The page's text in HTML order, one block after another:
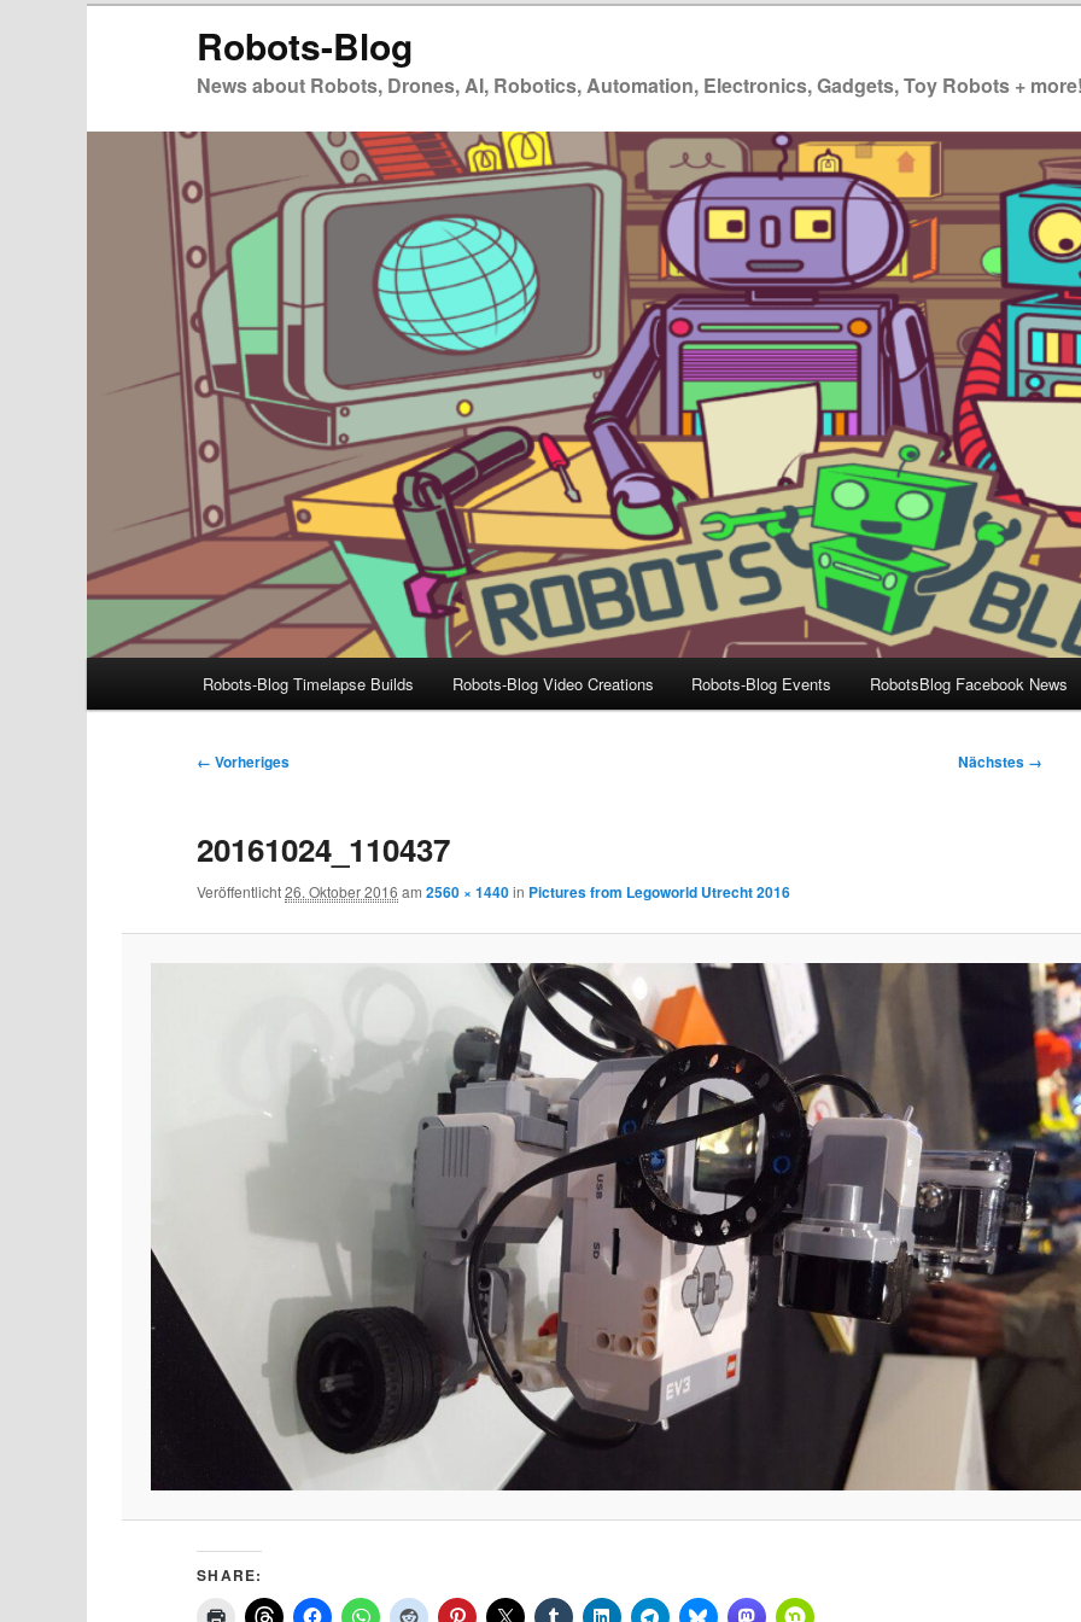
Robots-Blog
News about Robots, Drones, AI, Robotics, Automation, Electronics, Gadgets, Toy Robots + more!
Robots-Blog Timelapse Builds Robots-Blog Video Creations Robots-Blog Events RobotsBlog Facebook News
Bilder-
← Vorheriges Nächstes →
20161024_110437
Veröffentlicht26. Oktober 2016 am2560 × 1440in Pictures from Legoworld Utrecht 2016
SHARE: